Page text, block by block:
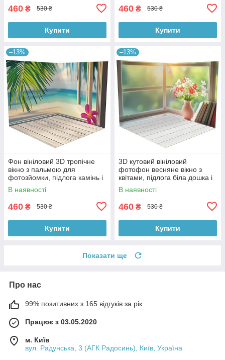
460 ₴ 530 ₴
Купити
460 ₴ 530 ₴
Купити
–13%
Фон вініловий 3D тропічне
вікно з пальмою для
фотозйомки, підлога камінь і
біла дошка, 50×50 см,
№58629
В наявності
460 ₴ 530 ₴
Купити
–13%
3D кутовий вініловий
фотофон весняне вікно з
квітами, підлога біла дошка і
камінь, 50×50 см, №58638
В наявності
460 ₴ 530 ₴
Купити
Показати ще
Про нас
99% позитивних з 165 відгуків за рік
Працює з 03.05.2020
м. Київ
вул. Радунська, 3 (АГК Радосинь), Київ, Україна